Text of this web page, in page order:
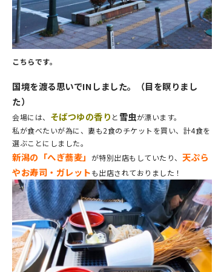
こちらです。
国境を渡る思いでINしました。（目を瞑りまし
た）
会場には、 そばつゆの香り と 雪虫が漂います。
私が食べたいが為に、妻も2食のチケットを買い、計4食を
選ぶことにしました。
新潟の「へぎ蕎麦」 が特別出店もしていたり、 天ぷら
やお寿司・ガレットも出店されておりました！